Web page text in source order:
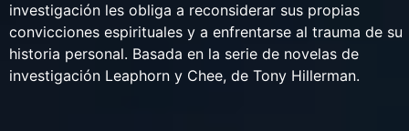
investigación les obliga a reconsiderar sus propias
convicciones espirituales y a enfrentarse al trauma de su
historia personal. Basada en la serie de novelas de
investigación Leaphorn y Chee, de Tony Hillerman.